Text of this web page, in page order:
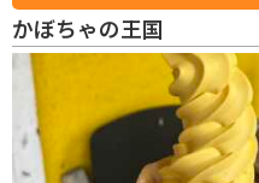
かぼちゃの王国